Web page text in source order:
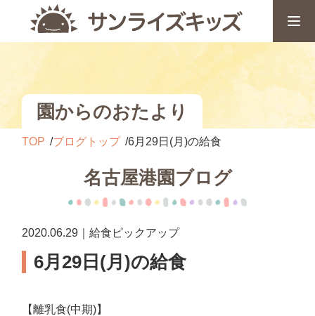
園からのおたより
TOP ブログトップ 6月29日(月)の給食
名古屋港園ブログ
2020.06.29｜給食ピックアップ
6月29日(月)の給食
【離乳食(中期)】